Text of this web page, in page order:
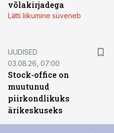
võlakirjadega
Lätti liikumine süveneb
UUDISED
03.08.26, 07:00
Stock-office on
muutunud
piirkondlikuks
ärikeskuseks